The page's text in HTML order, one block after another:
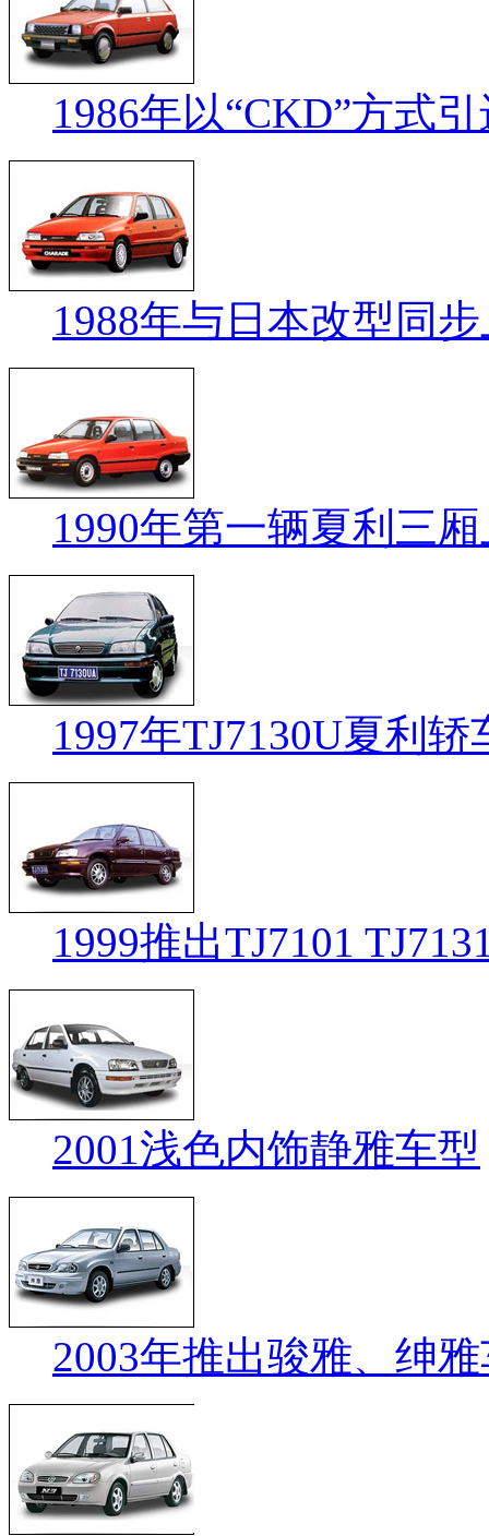
1986年以“CKD”方式
1988年与日本改型同
1990年第一辆夏利三
1997年TJ7130U夏利轿
1999推出TJ7101
2001浅色内饰静雅车型
2003年推出骏雅、绅